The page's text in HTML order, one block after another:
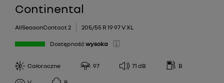
Continental
AllSeasonContact 2 205/55 R 19 97 V XL
Dostępność wysoka
Całoroczne 97 71 dB B